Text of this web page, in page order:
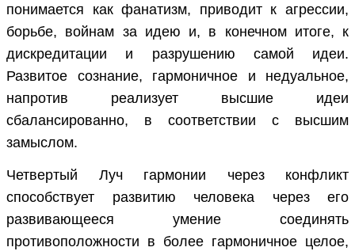
понимается как фанатизм, приводит к агрессии,
борьбе, войнам за идею и, в конечном итоге, к
дискредитации и разрушению самой идеи.
Развитое сознание, гармоничное и недуальное,
напротив реализует высшие идеи
сбалансированно, в соответствии с высшим
замыслом.
Четвертый Луч гармонии через конфликт
способствует развитию человека через его
развивающееся умение соединять
противоположности в более гармоничное целое,